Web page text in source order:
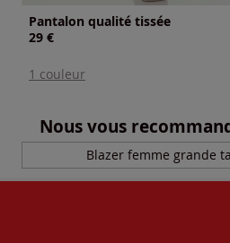
Pantalon qualité tissée
29 €
1 couleur
Nous vous
Blazer femme grande